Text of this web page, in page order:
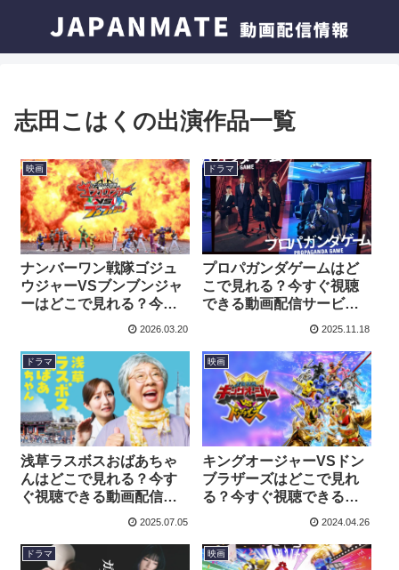
志田こはくの出演作品一覧
映画
ナンバーワン戦隊ゴジュ
ウジャーVSブンブンジャ
ーはどこで見れる？今す
ぐ視聴できる動画配信サ
2026.03.20
ドラマ
プロパガンダゲームはど
こで見れる？今すぐ視聴
できる動画配信サービス
2025.11.18
ドラマ
浅草ラスボスおばあちゃ
んはどこで見れる？今す
ぐ視聴できる動画配信サ
2025.07.05
映画
キングオージャーVSドン
ブラザーズはどこで見れ
る？今すぐ視聴できる動
画配信サービスを紹介！
2024.04.26
ドラマ 映画